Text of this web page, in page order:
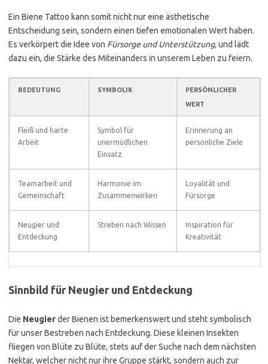
Ein Biene Tattoo kann somit nicht nur eine ästhetische
Entscheidung sein, sondern einen tiefen emotionalen Wert haben.
Es verkörpert die Idee von Fürsorge und Unterstützung, und lädt
dazu ein, die Stärke des Miteinanders in unserem Leben zu feiern.
BEDEUTUNG SYMBOLIK
PERSÖNLICHER
WERT
Fleiß und harte
Arbeit
Symbol für
unermüdlichen
Einsatz
Erinnerung an
persönliche Ziele
Teamarbeit und
Gemeinschaft
Harmonie im
Zusammenwirken
Loyalität und
Fürsorge
Neugier und
Entdeckung
Streben nach Wissen
Inspiration für
Kreativität
Sinnbild für Neugier und Entdeckung
Die Neugierder Bienen ist bemerkenswert und steht symbolisch
für unser Bestreben nach Entdeckung. Diese kleinen Insekten
fliegen von Blüte zu Blüte, stets auf der Suche nach dem nächsten
Nektar, welcher nicht nur ihre Gruppe stärkt, sondern auch zur